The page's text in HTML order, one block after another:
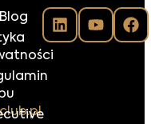
Blog